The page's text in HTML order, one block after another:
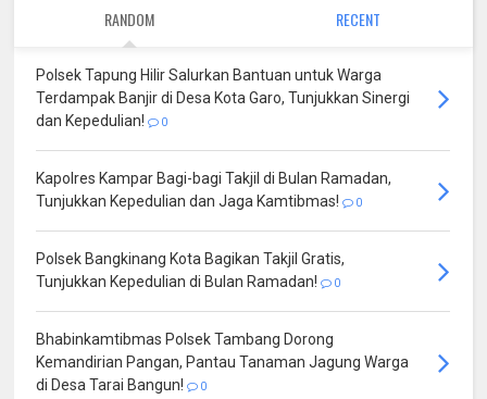
RANDOM RECENT
Polsek Tapung Hilir Salurkan Bantuan untuk Warga
Terdampak Banjir di Desa Kota Garo, Tunjukkan Sinergi
dan Kepedulian!
0
Kapolres Kampar Bagi-bagi Takjil di Bulan Ramadan,
Tunjukkan Kepedulian dan Jaga Kamtibmas!
0
Polsek Bangkinang Kota Bagikan Takjil Gratis,
Tunjukkan Kepedulian di Bulan Ramadan!
0
Bhabinkamtibmas Polsek Tambang Dorong
Kemandirian Pangan, Pantau Tanaman Jagung Warga
di Desa Tarai Bangun!
0